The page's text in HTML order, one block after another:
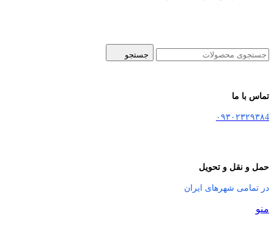
جستجو
تماس با ما
۰۹۳۰۲۳۲۹۳۸4
حمل و نقل و تحویل
در تمامی شهرهای ایران
منو